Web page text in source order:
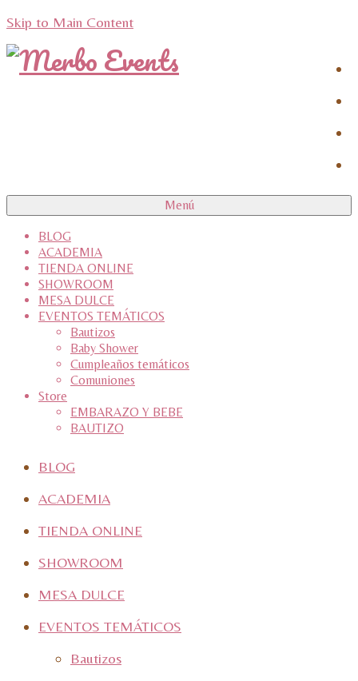
Skip to Main Content
Menú
BLOG
ACADEMIA
TIENDA ONLINE
SHOWROOM
MESA DULCE
EVENTOS TEMÁTICOS
Bautizos
Baby Shower
Cumpleaños temáticos
Comuniones
Store
EMBARAZO Y BEBE
BAUTIZO
BLOG
ACADEMIA
TIENDA ONLINE
SHOWROOM
MESA DULCE
EVENTOS TEMÁTICOS
Bautizos